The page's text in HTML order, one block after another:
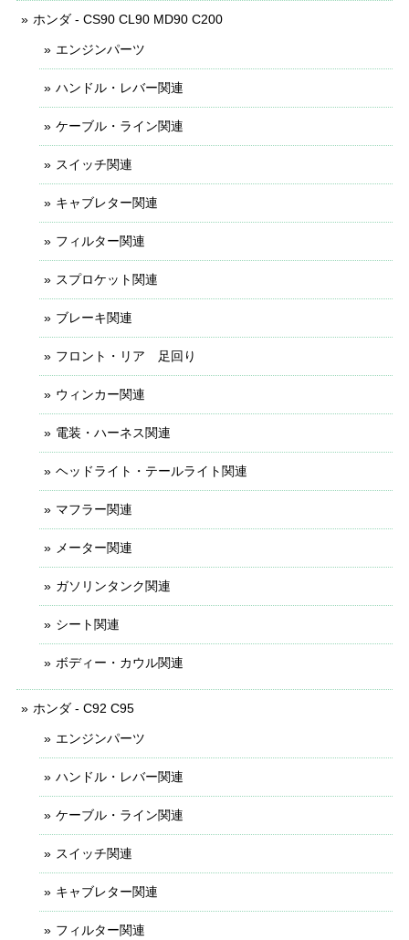
ホンダ - CS90 CL90 MD90 C200
エンジンパーツ
ハンドル・レバー関連
ケーブル・ライン関連
スイッチ関連
キャブレター関連
フィルター関連
スプロケット関連
ブレーキ関連
フロント・リア 足回り
ウィンカー関連
電装・ハーネス関連
ヘッドライト・テールライト関連
マフラー関連
メーター関連
ガソリンタンク関連
シート関連
ボディー・カウル関連
ホンダ - C92 C95
エンジンパーツ
ハンドル・レバー関連
ケーブル・ライン関連
スイッチ関連
キャブレター関連
フィルター関連